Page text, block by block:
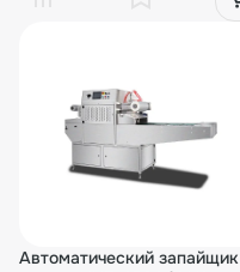
Автоматический запайщик